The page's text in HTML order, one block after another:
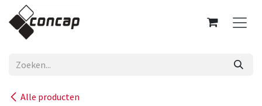
Overslaan naar inhoud
Alle producten